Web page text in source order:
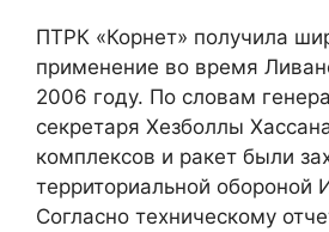
ПТРК «Корнет» получила
применение во время
2006 году. По словам
секретаря Хезболлы
комплексов и ракет были
территориальной обороной
Согласно техническому